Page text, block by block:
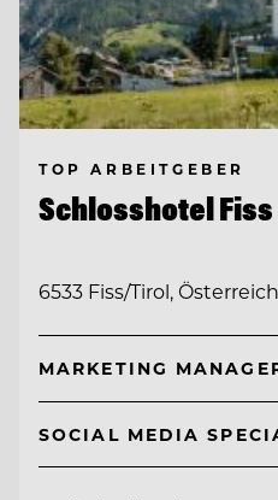
TOP ARBEITGEBER
Schlosshotel Fiss
6533 Fiss/Tirol, Österreich
MARKETING
SOCIAL MEDIA